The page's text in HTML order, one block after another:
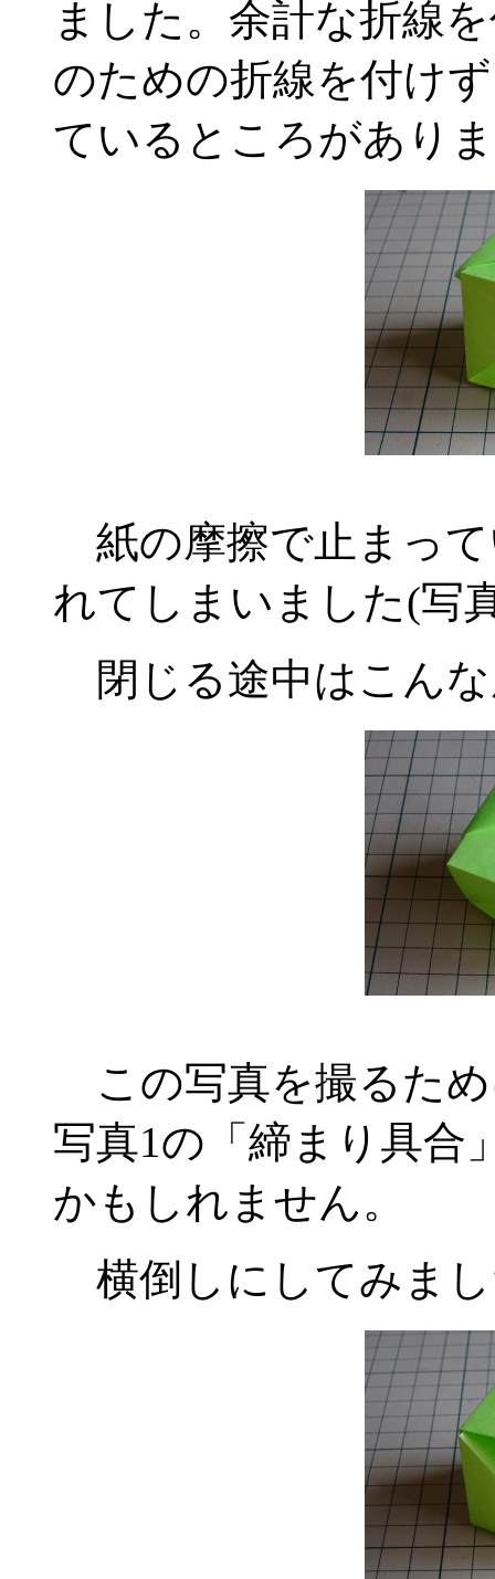
ました。余計な折線
のための折線を付け
ているところがあり
紙の摩擦で止まっ
れてしまいました(写
閉じる途中はこん
この写真を撮るた
写真1の「締まり具合
かもしれません。
横倒しにしてみま